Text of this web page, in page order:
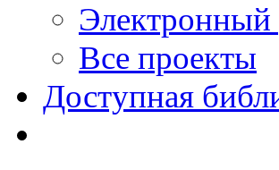
Все проекты
Доступная